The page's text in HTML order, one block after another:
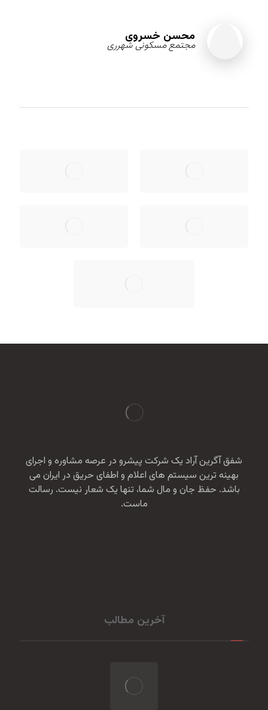
محسن خسروی
مجتمع مسکونی شهرری
شفق آگرین آراد یک شرکت پیشرو در عرصه مشاوره و اجرای
بهینه ترین سیستم های اعلام و اطفای حریق در ایران می
باشد. حفظ جان و مال شما، تنها یک شعار نیست. رسالت
ماست.
آخرین مطالب